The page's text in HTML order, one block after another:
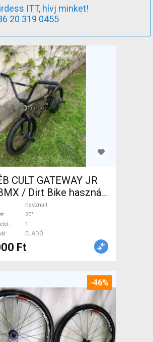
ITT, hívj minket!
20 319 0455
CULT GATEWAY JR
/ Dirt Bike használt
használt
20"
1
ELADÓ
Ft
-46%